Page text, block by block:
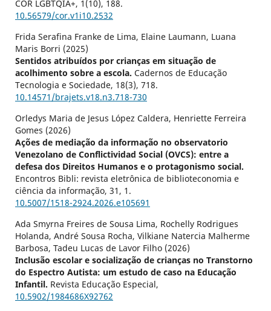
COR LGBTQIA+, 1 (10), 188.
10.56579/cor.v1i10.2532
Frida Serafina Franke de Lima, Elaine Laumann, Luana
Maris Borri (2025)
Sentidos atribuídos por crianças em situação de
acolhimento sobre a escola. Cadernos de Educação
Tecnologia e Sociedade, 18(3), 718.
10.14571/brajets.v18.n3.718-730
Orledys Maria de Jesus López Caldera, Henriette Ferreira
Gomes (2026)
Ações de mediação da informação no observatorio
Venezolano de Conflictividad Social (OVCS): entre a
defesa dos Direitos Humanos e o protagonismo social.
Encontros Bibli: revista eletrônica de biblioteconomia e
ciência da informação, 31 , 1.
10.5007/1518-2924.2026.e105691
Ada Smyrna Freires de Sousa Lima, Rochelly Rodrigues
Holanda, André Sousa Rocha, Vilkiane Natercia Malherme
Barbosa, Tadeu Lucas de Lavor Filho (2026)
Inclusão escolar e socialização de crianças no Transtorno
do Espectro Autista: um estudo de caso na Educação
Infantil. Revista Educação Especial,
10.5902/1984686X92762